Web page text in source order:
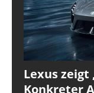
Lexus zeigt
Konkreter